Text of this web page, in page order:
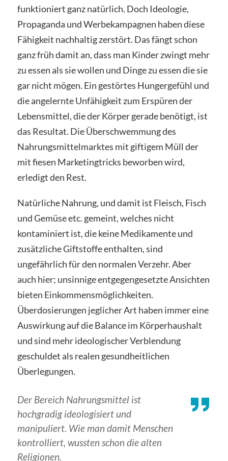
funktioniert ganz natürlich. Doch Ideologie,
Propaganda und Werbekampagnen haben diese
Fähigkeit nachhaltig zerstört. Das fängt schon
ganz früh damit an, dass man Kinder zwingt mehr
zu essen als sie wollen und Dinge zu essen die sie
gar nicht mögen. Ein gestörtes Hungergefühl und
die angelernte Unfähigkeit zum Erspüren der
Lebensmittel, die der Körper gerade benötigt, ist
das Resultat. Die Überschwemmung des
Nahrungsmittelmarktes mit giftigem Müll der
mit fiesen Marketingtricks beworben wird,
erledigt den Rest.
Natürliche Nahrung, und damit ist Fleisch, Fisch
und Gemüse etc. gemeint, welches nicht
kontaminiert ist, die keine Medikamente und
zusätzliche Giftstoffe enthalten, sind
ungefährlich für den normalen Verzehr. Aber
auch hier; unsinnige entgegengesetzte Ansichten
bieten Einkommensmöglichkeiten.
Überdosierungen jeglicher Art haben immer eine
Auswirkung auf die Balance im Körperhaushalt
und sind mehr ideologischer Verblendung
geschuldet als realen gesundheitlichen
Überlegungen.
Der Bereich Nahrungsmittel ist
hochgradig ideologisiert und
manipuliert. Wie man damit Menschen
kontrolliert, wussten schon die alten
Religionen.